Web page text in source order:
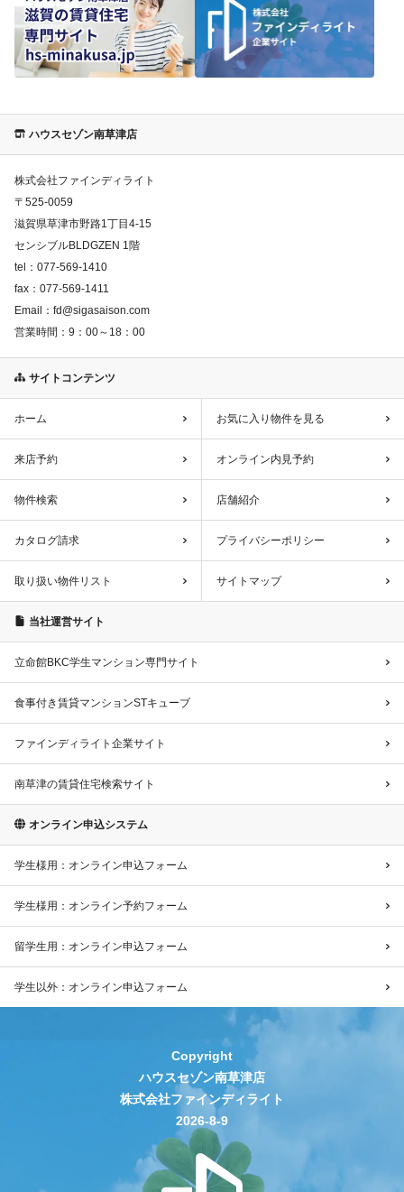
ハウスセゾン南草津店
株式会社ファインディライト
〒 525-0059
滋賀県草津市野路1丁目4-15
センシブルBLDGZEN 1階
tel： 077-569-1410
fax： 077-569-1411
Email： fd@sigasaison.com
営業時間： 9：00～18：00
サイトコンテンツ
ホーム お気に入り物件を見る
来店予約 オンライン内見予約
物件検索 店舗紹介
カタログ請求 プライバシーポリシー
取り扱い物件リスト サイトマップ
当社運営サイト
立命館BKC学生マンション専門サイト
食事付き賃貸マンションSTキューブ
ファインディライト企業サイト
南草津の賃貸住宅検索サイト
オンライン申込システム
学生様用：オンライン申込フォーム
学生様用：オンライン予約フォーム
留学生用：オンライン申込フォーム
学生以外：オンライン申込フォーム
Copyright
ハウスセゾン南草津店
株式会社ファインディライト
2026-8-9